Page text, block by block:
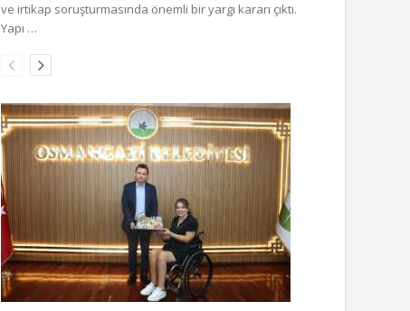
ve irtikap soruşturmasında önemli bir yargı kararı çıktı.
Yapı …